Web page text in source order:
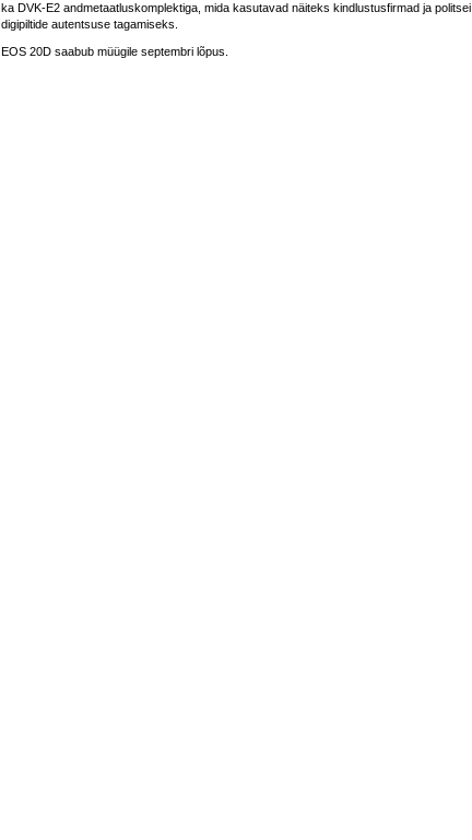
ka DVK-E2 andmetaatluskomplektiga, mida kasutavad näiteks kindlustusfirmad ja politsei
digipiltide autentsuse tagamiseks.
EOS 20D saabub müügile septembri lõpus.